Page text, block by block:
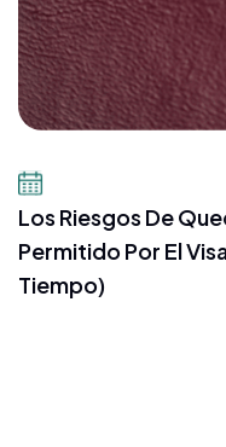
Los Riesgos De
Permitido Por El
Tiempo)